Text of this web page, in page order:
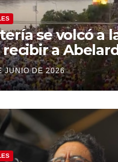
se volcó a
recibir a
JUNIO DE 2026